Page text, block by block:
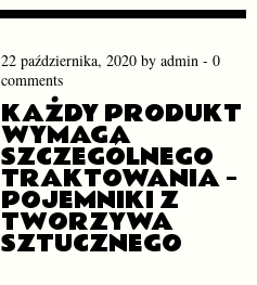
22 października, 2020by admin - 0
comments
KAŻDY PRODUKT
WYMAGA
SZCZEGÓLNEGO
TRAKTOWANIA –
POJEMNIKI Z
TWORZYWA
SZTUCZNEGO